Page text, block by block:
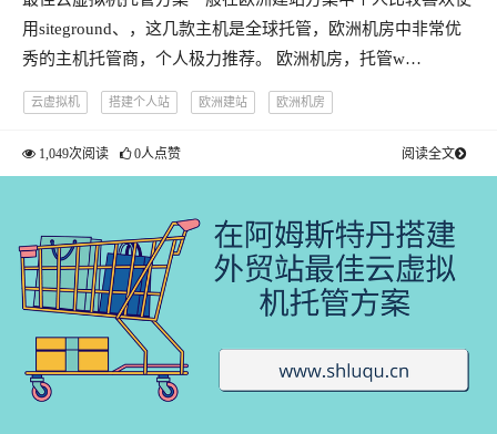
用siteground、，这几款主机是全球托管，欧洲机房中非常优
秀的主机托管商，个人极力推荐。 欧洲机房，托管w…
云虚拟机 搭建个人站 欧洲建站 欧洲机房
1,049次阅读 0人点赞 阅读全文